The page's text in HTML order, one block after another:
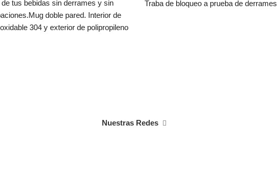
de tus bebidas sin derrames y sin
doble pared. Interior de
304 y exterior de polipropileno
Traba de bloqueo a prueba de derrames
Nuestras Redes